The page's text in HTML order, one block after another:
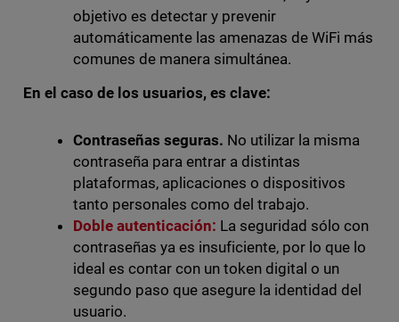
objetivo es detectar y prevenir
automáticamente las amenazas de WiFi más
comunes de manera simultánea.
En el caso de los usuarios, es clave:
Contraseñas seguras. No utilizar la misma
contraseña para entrar a distintas
plataformas, aplicaciones o dispositivos
tanto personales como del trabajo.
Doble autenticación: La seguridad sólo con
contraseñas ya es insuficiente, por lo que lo
ideal es contar con un token digital o un
segundo paso que asegure la identidad del
usuario.